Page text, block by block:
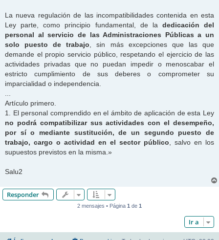
La nueva regulación de las incompatibilidades contenida en esta
Ley parte, como principio fundamental, de la dedicación del
personal al servicio de las Administraciones Públicas a un
solo puesto de trabajo , sin más excepciones que las que
demande el propio servicio público, respetando el ejercicio de las
actividades privadas que no puedan impedir o menoscabar el
estricto cumplimiento de sus deberes o comprometer su
imparcialidad o independencia.
Artículo primero.
1. El personal comprendido en el ámbito de aplicación de esta Ley
no podrá compatibilizar sus actividades con el desempeño,
por sí o mediante sustitución, de un segundo puesto de
trabajo, cargo o actividad en el sector público , salvo en los
supuestos previstos en la misma.»
Salu2
Responder
2 mensajes • Página 1 de 1
Ir a